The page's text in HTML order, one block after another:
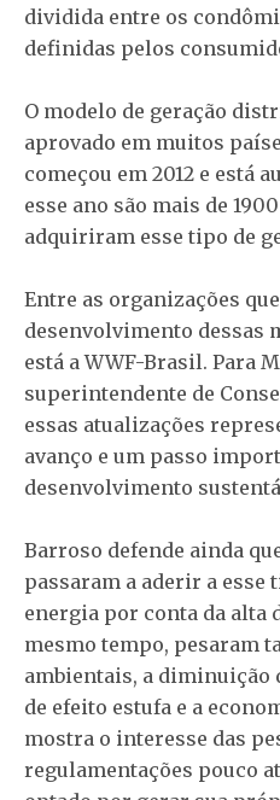
dividida entre os
definidas pelos
O modelo de geração
aprovado em muitos
começou em 2012 e está
esse ano são mais de
adquiriram esse tipo de
Entre as organizações
desenvolvimento dessas
está a WWF-Brasil. Para
superintendente de
essas atualizações
avanço e um passo
desenvolvimento
Barroso defende ainda
passaram a aderir a esse
energia por conta da alta
mesmo tempo, pesaram
ambientais, a diminuição
de efeito estufa e a
mostra o interesse das
regulamentações pouco